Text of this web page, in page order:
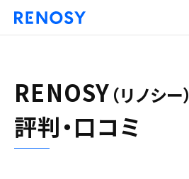
RENOSY （リノシー）
評判・口コミ